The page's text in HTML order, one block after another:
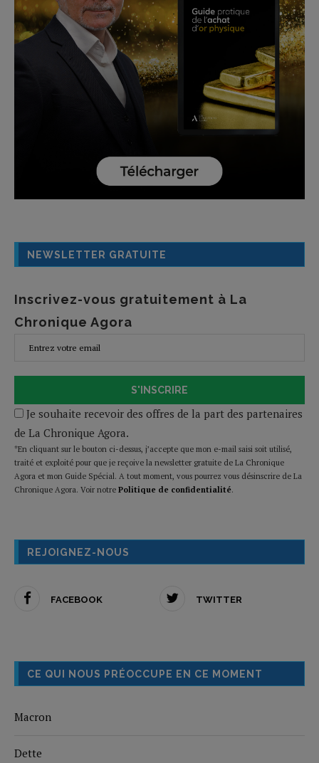
NEWSLETTER GRATUITE
Inscrivez-vous gratuitement à La
Chronique Agora
S'INSCRIRE
Je souhaite recevoir des offres de la part des partenaires
de La Chronique Agora.
*En cliquant sur le bouton ci-dessus, j’accepte que mon e-mail saisi soit utilisé,
traité et exploité pour que je reçoive la newsletter gratuite de La Chronique
Agora et mon Guide Spécial. A tout moment, vous pourrez vous désinscrire de La
Chronique Agora. Voir notre Politique de confidentialité.
REJOIGNEZ-NOUS
FACEBOOK TWITTER
CE QUI NOUS PRÉOCCUPE EN CE MOMENT
Macron
Dette